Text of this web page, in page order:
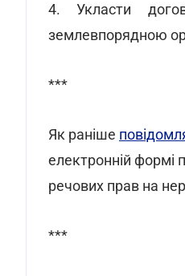
4. Укласти
землевпорядною
***
Як раніше
електронній формі
речових прав на
***